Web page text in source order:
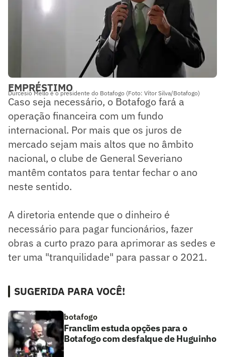
Durcesio Mello é o presidente do Botafogo (Foto: Vítor Silva/Botafogo)
EMPRÉSTIMO
​Caso seja necessário, o Botafogo fará a
operação financeira com um fundo
internacional. Por mais que os juros de
mercado sejam mais altos que no âmbito
nacional, o clube de General Severiano
mantêm contatos para tentar fechar o ano
neste sentido.
A diretoria entende que o dinheiro é
necessário para pagar funcionários, fazer
obras a curto prazo para aprimorar as sedes e
ter uma "tranquilidade" para passar o 2021.
SUGERIDA PARA VOCÊ!
botafogo
Franclim estuda opções para o
Botafogo com desfalque de Huguinho